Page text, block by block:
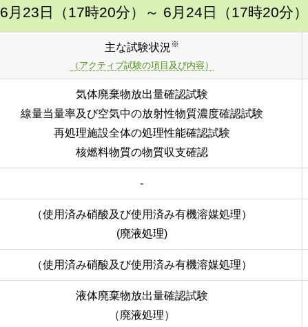
6月23日（17時20分） ～ 6月24日（17時20分）
主な試験状況※
（アクティブ試験の項目及び内容）
気体廃棄物放出量確認試験
線量当量率及び空気中の放射性物質濃度確認試験
再処理施設全体の処理性能確認試験
核燃料物質の物質収支確認
-
（使用済み硝酸及び使用済み有機溶媒処理）
(廃液処理)
（使用済み硝酸及び使用済み有機溶媒処理）
液体廃棄物放出量確認試験
（廃液処理）